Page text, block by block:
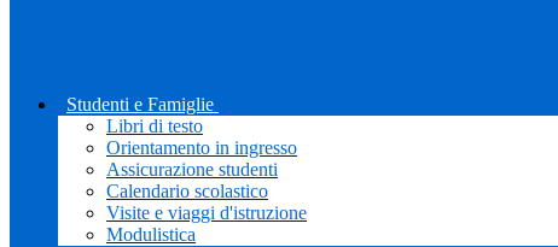
Studenti e Famiglie
Libri di testo
Orientamento in ingresso
Assicurazione studenti
Calendario scolastico
Visite e viaggi d'istruzione
Modulistica